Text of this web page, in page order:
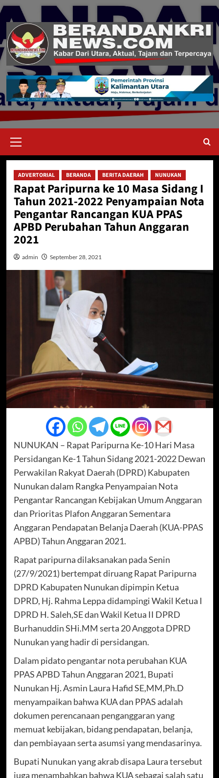
Skip
content
Menu
ADVERTORIAL BERANDA BERITA DAERAH NUNUKAN
Rapat Paripurna ke 10 Masa Sidang I
Tahun 2021-2022 Penyampaian Nota
Pengantar Rancangan KUA PPAS
APBD Perubahan Tahun Anggaran
2021
admin September 28, 2021
NUNUKAN – Rapat Paripurna Ke-10 Hari Masa
Persidangan Ke-1 Tahun Sidang 2021-2022 Dewan
Perwakilan Rakyat Daerah (DPRD) Kabupaten
Nunukan dalam Rangka Penyampaian Nota
Pengantar Rancangan Kebijakan Umum Anggaran
dan Prioritas Plafon Anggaran Sementara
Anggaran Pendapatan Belanja Daerah (KUA-PPAS
APBD) Tahun Anggaran 2021.
Rapat paripurna dilaksanakan pada Senin
(27/9/2021) bertempat diruang Rapat Paripurna
DPRD Kabupaten Nunukan dipimpin Ketua
DPRD, Hj. Rahma Leppa didampingi Wakil Ketua I
DPRD H. Saleh,SE dan Wakil Ketua II DPRD
Burhanuddin SHi.MM serta 20 Anggota DPRD
Nunukan yang hadir di persidangan.
Dalam pidato pengantar nota perubahan KUA
PPAS APBD Tahun Anggaran 2021, Bupati
Nunukan Hj. Asmin Laura Hafid SE,MM,Ph.D
menyampaikan bahwa KUA dan PPAS adalah
dokumen perencanaan penganggaran yang
memuat kebijakan, bidang pendapatan, belanja,
dan pembiayaan serta asumsi yang mendasarinya.
Bupati Nunukan yang akrab disapa Laura tersebut
juga menambahkan bahwa KUA sebagai salah satu